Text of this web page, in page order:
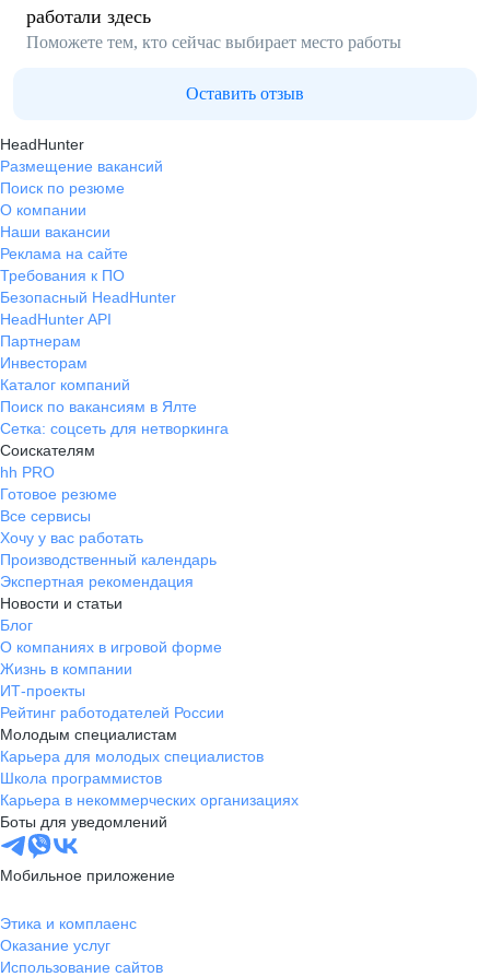
работали здесь
Поможете тем, кто сейчас выбирает место работы
Оставить отзыв
HeadHunter
Размещение вакансий
Поиск по резюме
О компании
Наши вакансии
Реклама на сайте
Требования к ПО
Безопасный HeadHunter
HeadHunter API
Партнерам
Инвесторам
Каталог компаний
Поиск по вакансиям в Ялте
Сетка: соцсеть для нетворкинга
Соискателям
hh PRO
Готовое резюме
Все сервисы
Хочу у вас работать
Производственный календарь
Экспертная рекомендация
Новости и статьи
Блог
О компаниях в игровой форме
Жизнь в компании
ИТ-проекты
Рейтинг работодателей России
Молодым специалистам
Карьера для молодых специалистов
Школа программистов
Карьера в некоммерческих организациях
Боты для уведомлений
Мобильное приложение
Этика и комплаенс
Оказание услуг
Использование сайтов